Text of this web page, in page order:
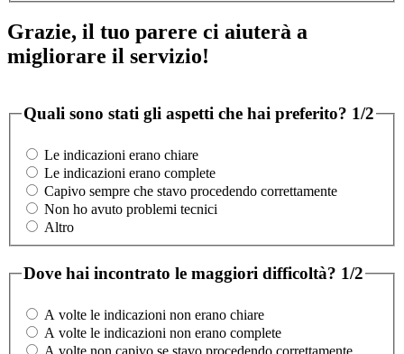
Grazie, il tuo parere ci aiuterà a
migliorare il servizio!
Quali sono stati gli aspetti che hai preferito? 1/2
Le indicazioni erano chiare
Le indicazioni erano complete
Capivo sempre che stavo procedendo correttamente
Non ho avuto problemi tecnici
Altro
Dove hai incontrato le maggiori difficoltà? 1/2
A volte le indicazioni non erano chiare
A volte le indicazioni non erano complete